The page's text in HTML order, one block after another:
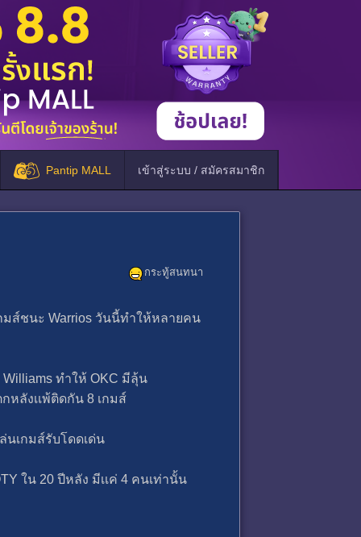
Pantip MALL เข้าสู่ระบบ / สมัครสมาชิก
กระทู้สนทนา
กมส์ชนะ Warrios วันนี้ทําให้หลายคน
Williams ทําให้ OKC มีลุ้น
หลังเเพ้ติดกัน 8 เกมส์
นเกมส์รับโดดเด่น
ใน 20 ปีหลัง มีเเค่ 4 คนเท่านั้น